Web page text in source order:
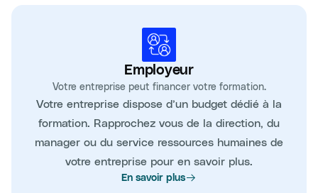
Employeur
Votre entreprise peut financer votre formation.
Votre entreprise dispose d’un budget dédié à la
formation. Rapprochez vous de la direction, du
manager ou du service ressources humaines de
votre entreprise pour en savoir plus.
En savoir plus